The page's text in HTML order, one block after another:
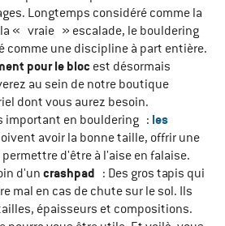
Longtemps considéré comme la
« vraie » escalade, le bouldering
comme une discipline à part entière.
pour le bloc est désormais
au sein de notre boutique
dont vous aurez besoin.
important en bouldering : les
avoir la bonne taille, offrir une
d'être à l'aise en falaise.
d'un crashpad : Des gros tapis qui
mal en cas de chute sur le sol. Ils
épaisseurs et compositions.